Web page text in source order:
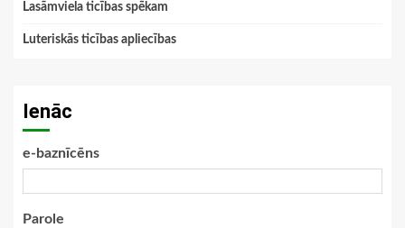
Lasāmviela ticības spēkam
Luteriskās ticības apliecības
Ienāc
e-baznīcēns
Parole